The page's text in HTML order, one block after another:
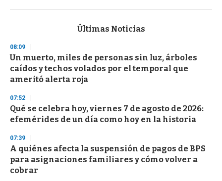
s
d
s
o
f
3
s
e
c
o
d
s
Últimas Noticias
08:09
Un muerto, miles de personas sin luz, árboles
caídos y techos volados por el temporal que
ameritó alerta roja
07:52
Qué se celebra hoy, viernes 7 de agosto de 2026:
efemérides de un día como hoy en la historia
07:39
A quiénes afecta la suspensión de pagos de BPS
para asignaciones familiares y cómo volver a
cobrar